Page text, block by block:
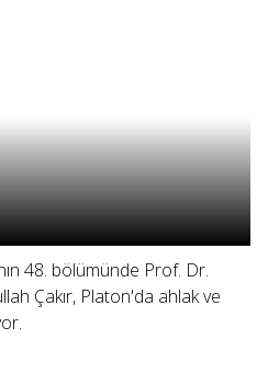
48. bölümünde Prof. Dr.
Çakır, Platon'da ahlak ve